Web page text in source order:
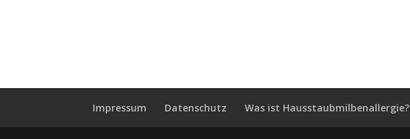
Impressum Datenschutz Was ist Hausstaubmilbenallergie?